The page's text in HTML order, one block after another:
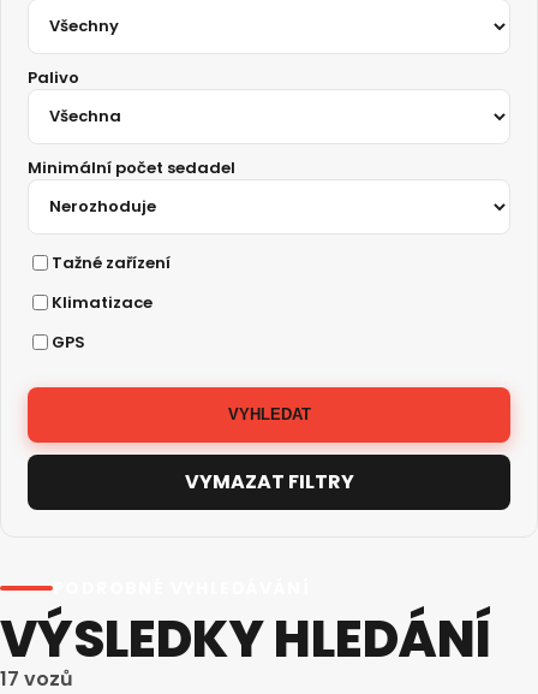
Palivo
Minimální počet sedadel
Tažné zařízení
Klimatizace
GPS
VYHLEDAT
VYMAZAT FILTRY
VÝSLEDKY HLEDÁNÍ
17 vozů